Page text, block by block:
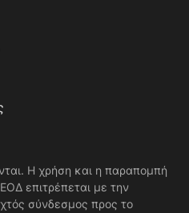
Η χρήση και η παραπομπή
επιτρέπεται με την
σύνδεσμος προς το